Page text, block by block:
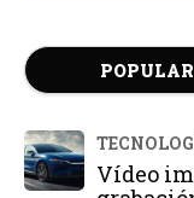
POPULAR
Vídeo